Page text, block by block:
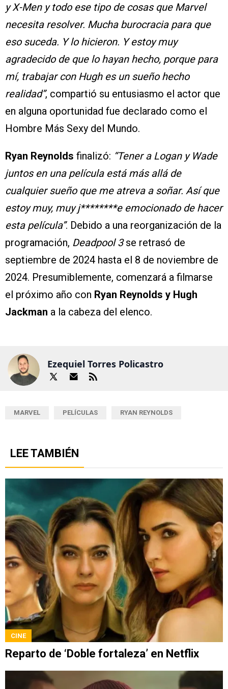
y X-Men y todo ese tipo de cosas que Marvel
necesita resolver. Mucha burocracia para que
eso suceda. Y lo hicieron. Y estoy muy
agradecido de que lo hayan hecho, porque para
mí, trabajar con Hugh es un sueño hecho
realidad”, compartió su entusiasmo el actor que
en alguna oportunidad fue declarado como el
Hombre Más Sexy del Mundo.
Ryan Reynolds finalizó: “Tener a Logan y Wade
juntos en una película está más allá de
cualquier sueño que me atreva a soñar. Así que
estoy muy, muy j********e emocionado de hacer
esta película”. Debido a una reorganización de la
programación, Deadpool 3se retrasó de
septiembre de 2024 hasta el 8 de noviembre de
2024. Presumiblemente, comenzará a filmarse
el próximo año con Ryan Reynolds y Hugh
Jackman a la cabeza del elenco.
Ezequiel Torres Policastro
MARVEL PELÍCULAS RYAN REYNOLDS
LEE TAMBIÉN
CINE
Reparto de ‘Doble fortaleza’ en Netflix